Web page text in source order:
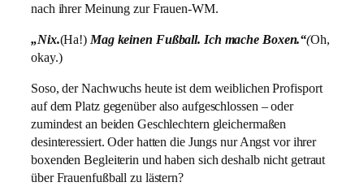
nach ihrer Meinung zur Frauen-WM.
„Nix.(Ha!)Mag keinen Fußball. Ich mache Boxen.“(Oh,
okay.)
Soso, der Nachwuchs heute ist dem weiblichen Profisport
auf dem Platz gegenüber also aufgeschlossen – oder
zumindest an beiden Geschlechtern gleichermaßen
desinteressiert. Oder hatten die Jungs nur Angst vor ihrer
boxenden Begleiterin und haben sich deshalb nicht getraut
über Frauenfußball zu lästern?